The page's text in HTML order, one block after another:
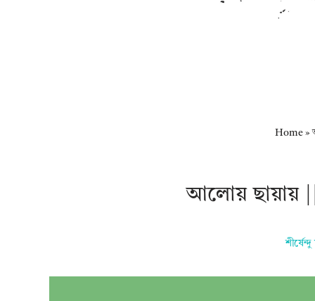
Home»
আলোয় ছায়ায়